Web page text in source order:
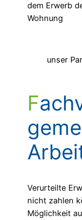
dem Erwerb
Wohnung
unser
Fachvermittlung
Verurteilte
nicht zahlen
Möglichkeit